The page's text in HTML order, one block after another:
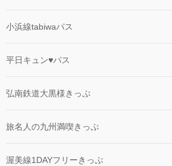
小浜線tabiwaパス
平日キュン♥パス
弘南鉄道大黒様きっぷ
旅名人の九州満喫きっぷ
渥美線1DAYフリーきっぷ